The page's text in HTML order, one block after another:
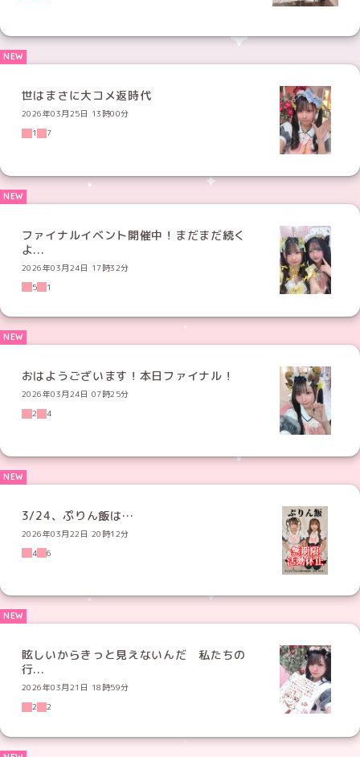
世はまさに大コメ返時代
2026年03月25日 13時00分
1
7
ファイナルイベント開催中！まだまだ続く
よ...
2026年03月24日 17時32分
5
1
おはようございます！本日ファイナル！
2026年03月24日 07時25分
2
4
3/24、ぷりん飯は…
2026年03月22日 20時12分
4
6
眩しいからきっと見えないんだ 私たちの
行...
2026年03月21日 18時59分
2
2